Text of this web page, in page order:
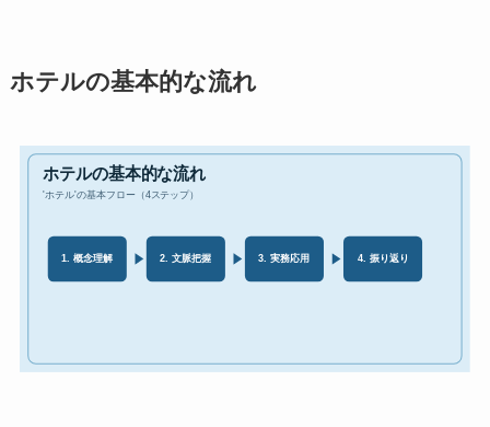
ホテルの基本的な流れ